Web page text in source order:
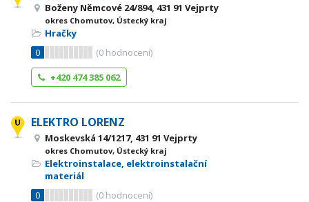
Boženy Němcové 24/894, 431 91 Vejprty
okres Chomutov, Ústecký kraj
Hračky
0
(0 hodnocení)
+420 474 385 062
ELEKTRO LORENZ
Moskevská 14/1217, 431 91 Vejprty
okres Chomutov, Ústecký kraj
Elektroinstalace, elektroinstalační
materiál
0
(0 hodnocení)